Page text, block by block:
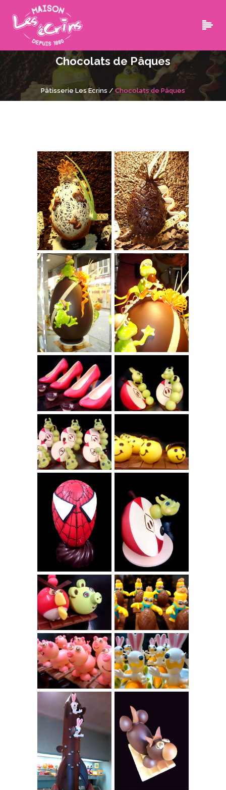
Chocolats de Pâques
Pâtisserie Les Ecrins /Chocolats de Pâques